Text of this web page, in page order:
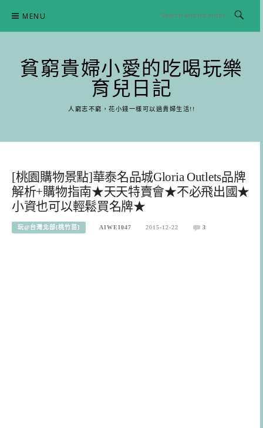
content
MENU
貧窮貴婦小愛的吃喝玩樂
育兒日記
人窮志不窮，花小錢一樣可以過貴婦生活!!
[桃園購物景點]華泰名品城Gloria Outlets品牌
解析+購物指南★天天特賣會★不必飛出國★
小資也可以輕鬆買名牌★
玩@台灣北部[桃竹苗] AIWEI047 2015-12-22 3